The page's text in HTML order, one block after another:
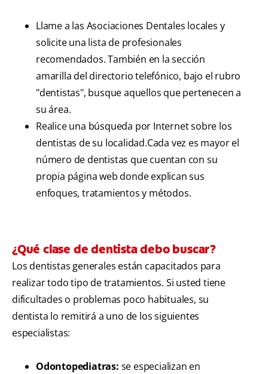
Llame a las Asociaciones Dentales locales y
solicite una lista de profesionales
recomendados. También en la sección
amarilla del directorio telefónico, bajo el rubro
"dentistas", busque aquellos que pertenecen a
su área.
Realice una búsqueda por Internet sobre los
dentistas de su localidad.Cada vez es mayor el
número de dentistas que cuentan con su
propia página web donde explican sus
enfoques, tratamientos y métodos.
¿Qué clase de dentista debo buscar?
Los dentistas generales están capacitados para
realizar todo tipo de tratamientos. Si usted tiene
dificultades o problemas poco habituales, su
dentista lo remitirá a uno de los siguientes
especialistas:
Odontopediatras: se especializan en